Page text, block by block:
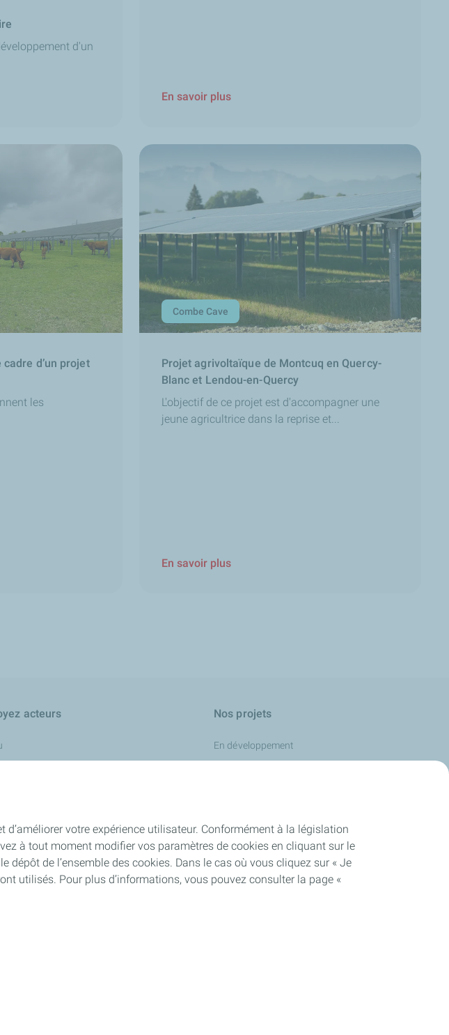
d'un
En savoir plus
d’un projet
les
Combe Cave
Projet agrivoltaïque de Montcuq en Quercy-
Blanc et Lendou-en-Quercy
L'objectif de ce projet est d'accompagner une
jeune agricultrice dans la reprise et...
En savoir plus
acteurs Nos projets
En développement
votre expérience utilisateur. Conformément à la législation
à tout moment modifier vos paramètres de cookies en cliquant sur le
dépôt de l’ensemble des cookies. Dans le cas où vous cliquez sur « Je
utilisés. Pour plus d’informations, vous pouvez consulter la page «